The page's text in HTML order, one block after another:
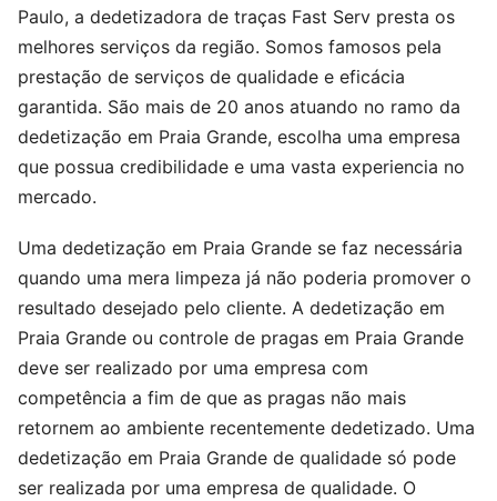
Paulo, a dedetizadora de traças Fast Serv presta os
melhores serviços da região. Somos famosos pela
prestação de serviços de qualidade e eficácia
garantida. São mais de 20 anos atuando no ramo da
dedetização em Praia Grande, escolha uma empresa
que possua credibilidade e uma vasta experiencia no
mercado.
Uma dedetização em Praia Grande se faz necessária
quando uma mera limpeza já não poderia promover o
resultado desejado pelo cliente. A dedetização em
Praia Grande ou controle de pragas em Praia Grande
deve ser realizado por uma empresa com
competência a fim de que as pragas não mais
retornem ao ambiente recentemente dedetizado. Uma
dedetização em Praia Grande de qualidade só pode
ser realizada por uma empresa de qualidade. O